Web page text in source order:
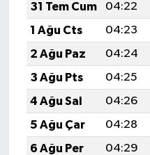
31 Tem Cum
04:22
1 Ağu Cts
04:23
2 Ağu Paz
04:24
3 Ağu Pts
04:25
4 Ağu Sal
04:26
5 Ağu Çar
04:28
6 Ağu Per
04:29